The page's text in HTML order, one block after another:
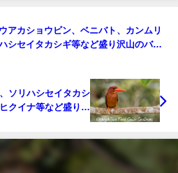
アカショウビン、ベニバト、カンムリ
シセイタカシギ等など盛り沢山のバー
ソリハシセイタカシ
クイナ等など盛り沢